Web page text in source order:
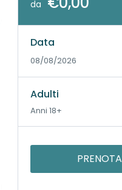
da
Data
08/08/2026
Adulti
Anni 18+
PRENOTA